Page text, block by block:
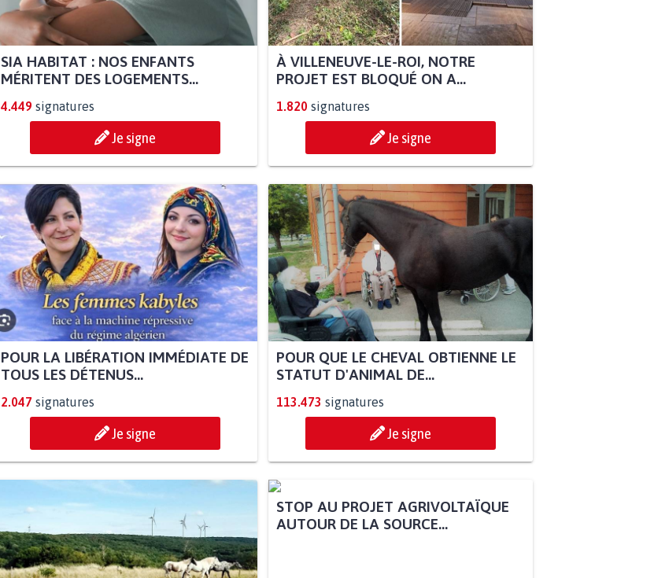
SIA HABITAT : NOS ENFANTS
MÉRITENT DES LOGEMENTS...
4.449 signatures
Je signe
À VILLENEUVE-LE-ROI, NOTRE
PROJET EST BLOQUÉ ON A...
1.820 signatures
Je signe
POUR LA LIBÉRATION IMMÉDIATE DE
TOUS LES DÉTENUS...
2.047 signatures
Je signe
POUR QUE LE CHEVAL OBTIENNE LE
STATUT D'ANIMAL DE...
113.473 signatures
Je signe